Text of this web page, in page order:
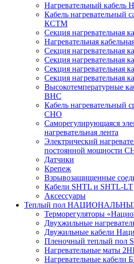
Нагревательный кабель
Кабель нагревательный
КСТМ
Секция
Нагревательная
Секция
Секция нагревательная
Секция нагревательная
Секция нагревательная
Высокотемпературные
ВНС
Кабель нагревательный
СНО
Саморегулирующаяся
нагревательная лента
Электрический
постоянной мощности
Датчики
Крепеж
Взрывозащищенные
Кабели SHTL и SHTL-LT
Аксессуары
Теплый пол
Терморегуляторы
Двухжильные
Двужильные кабели
Пленочный теплый пол
Нагревательные маты
Нагревательные кабели